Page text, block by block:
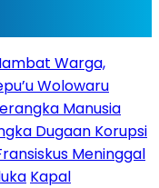
Warga,
Wolowaru
Manusia
Dugaan Korupsi
Meninggal
Kapal